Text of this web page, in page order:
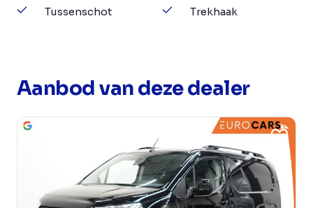
Tussenschot Trekhaak
Aanbod van deze dealer